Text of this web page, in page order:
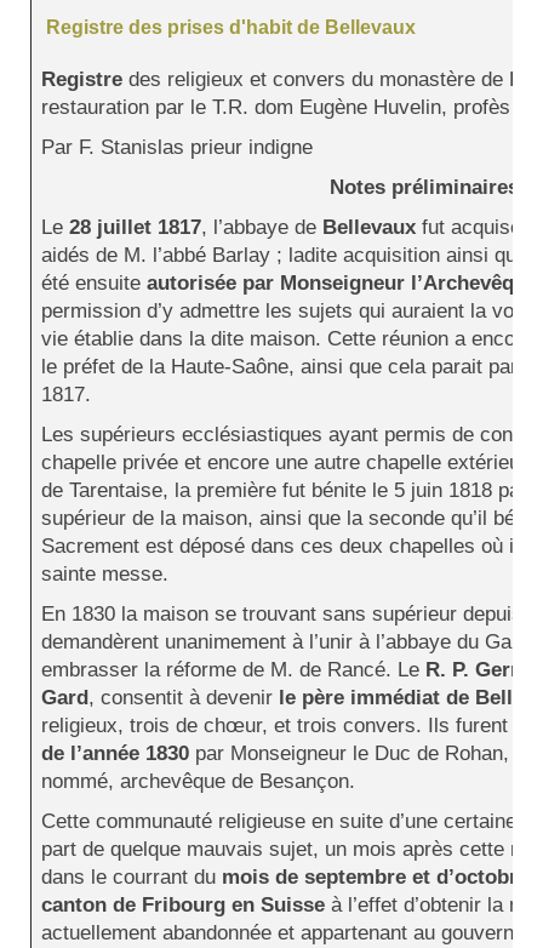
Registre des prises d'habit de Bellevaux
Registre des religieux et convers du monastère de
restauration par le T.R. dom Eugène Huvelin, profès
Par F. Stanislas prieur indigne
Notes préliminaires
Le 28 juillet 1817, l’abbaye de Bellevaux fut acquise
aidés de M. l’abbé Barlay ; ladite acquisition ainsi que
été ensuite autorisée par Monseigneur l’Archevêque
permission d’y admettre les sujets qui auraient la
vie établie dans la dite maison. Cette réunion a encore
le préfet de la Haute-Saône, ainsi que cela parait par
1817.
Les supérieurs ecclésiastiques ayant permis de
chapelle privée et encore une autre chapelle
de Tarentaise, la première fut bénite le 5 juin 1818 par
supérieur de la maison, ainsi que la seconde qu’il
Sacrement est déposé dans ces deux chapelles où il
sainte messe.
En 1830 la maison se trouvant sans supérieur depuis
demandèrent unanimement à l’unir à l’abbaye du
embrasser la réforme de M. de Rancé. Le R. P.
Gard, consentit à devenir le père immédiat de
religieux, trois de chœur, et trois convers. Ils furent
de l’année 1830 par Monseigneur le Duc de Rohan,
nommé, archevêque de Besançon.
Cette communauté religieuse en suite d’une certaine
part de quelque mauvais sujet, un mois après cette
dans le courrant du mois de septembre et d’octobre
canton de Fribourg en Suisse à l’effet d’obtenir la
actuellement abandonnée et appartenant au